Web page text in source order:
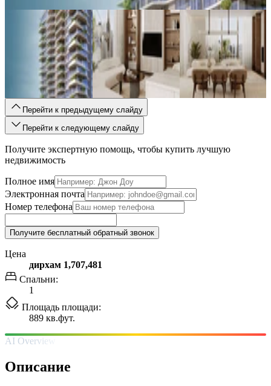
Перейти к предыдущему слайду
Перейти к следующему слайду
Получите экспертную помощь, чтобы купить лучшую
недвижимость
Полное имя
Электронная почта
Номер телефона
Получите бесплатный обратный звонок
Цена
дирхам 1,707,481
Спальни:
1
Площадь площади:
889 кв.фут.
AI Overview
Описание